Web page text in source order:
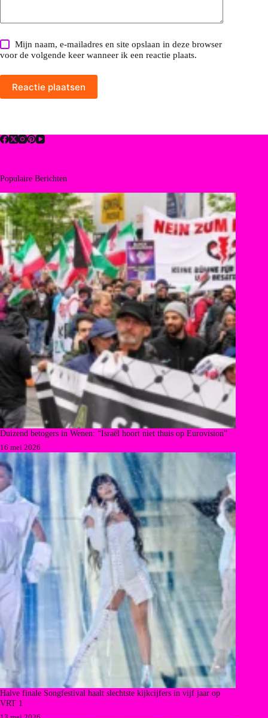
Mijn naam, e-mailadres en site opslaan in deze browser
voor de volgende keer wanneer ik een reactie plaats.
Reactie plaatsen
Populaire Berichten
Duizend betogers in Wenen: “Israël hoort niet thuis op Eurovision”
16 mei 2026
Halve finale Songfestival haalt slechtste kijkcijfers in vijf jaar op
VRT 1